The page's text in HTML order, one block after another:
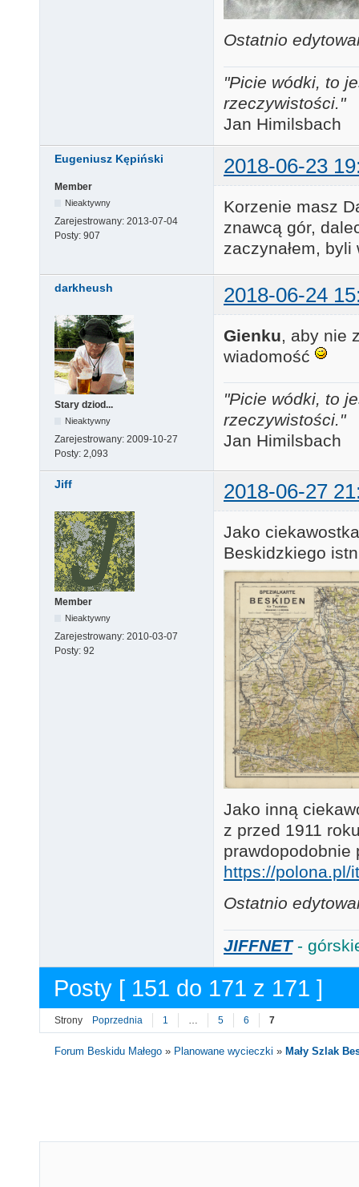
Ostatnio
"Picie wódki, to
rzeczywistości."
Jan Himilsbach
Eugeniusz Kępiński 2018-06-23
Member
Nieaktywny
Zarejestrowany: 2013-07-04
Posty: 907
Korzenie masz
znawcą gór,
zaczynałem,
darkheush 2018-06-24
Stary dziod...
Nieaktywny
Zarejestrowany: 2009-10-27
Posty: 2,093
Gienku, aby nie
wiadomość
"Picie wódki, to
rzeczywistości."
Jan Himilsbach
Jiff 2018-06-27
Member
Nieaktywny
Zarejestrowany: 2010-03-07
Posty: 92
Jako
Beskidzkiego
Jako inną
z przed 1911
prawdopodobnie
https://
Ostatnio
JIFFNET-
Posty [ 151 do 171 z 171 ]
Strony Poprzednia 1 … 5 6 7
Forum Beskidu Małego » Planowane wycieczki » Mały Szlak